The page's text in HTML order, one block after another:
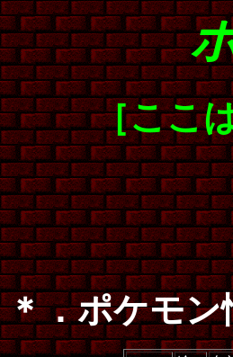
［ここ
＊．ポケモン